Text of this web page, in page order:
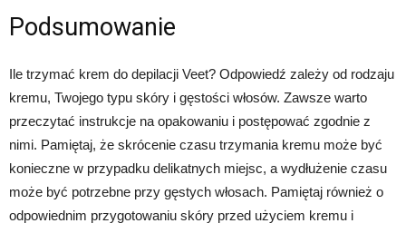
Podsumowanie
Ile trzymać krem do depilacji Veet? Odpowiedź zależy od rodzaju
kremu, Twojego typu skóry i gęstości włosów. Zawsze warto
przeczytać instrukcje na opakowaniu i postępować zgodnie z
nimi. Pamiętaj, że skrócenie czasu trzymania kremu może być
konieczne w przypadku delikatnych miejsc, a wydłużenie czasu
może być potrzebne przy gęstych włosach. Pamiętaj również o
odpowiednim przygotowaniu skóry przed użyciem kremu i